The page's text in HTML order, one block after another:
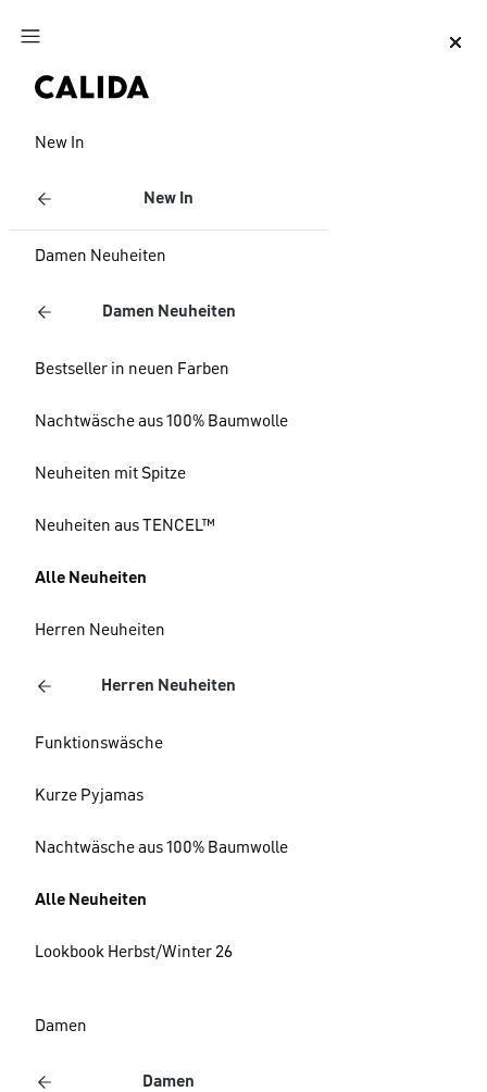
Zum Hauptinhalt springen
New In
New In
Damen Neuheiten
Damen Neuheiten
Bestseller in neuen Farben
Nachtwäsche aus 100% Baumwolle
Neuheiten mit Spitze
Neuheiten aus TENCEL™
Alle Neuheiten
Herren Neuheiten
Herren Neuheiten
Funktionswäsche
Kurze Pyjamas
Nachtwäsche aus 100% Baumwolle
Alle Neuheiten
Lookbook Herbst/Winter 26
Damen
Damen